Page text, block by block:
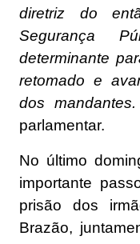
diretriz do
Segurança
determinante
retomado e
dos mandantes.
parlamentar.
No último
importante
prisão dos
Brazão,